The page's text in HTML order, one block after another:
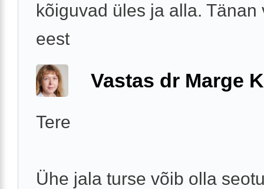
kõiguvad üles ja alla. Tänan
eest
Vastas dr Marge
Tere
Ühe jala turse võib olla